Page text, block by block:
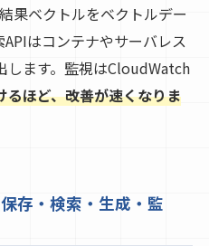
果ベクトルをベクトルデー
はコンテナやサーバレス
します。監視はCloudWatch
るほど、改善が速くなりま
存・検索・生成・監